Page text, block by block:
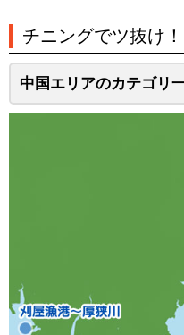
チニングでツ抜け！
中国エリアのカテゴリ